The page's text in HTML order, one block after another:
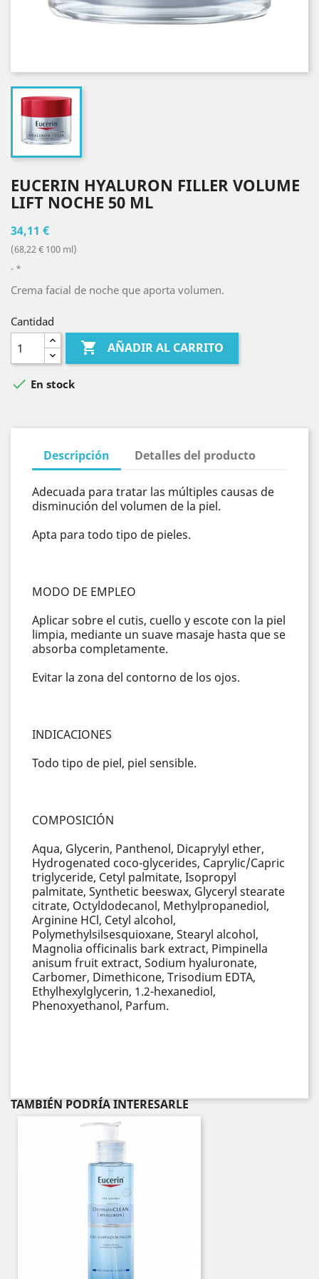
EUCERIN HYALURON FILLER VOLUME
LIFT NOCHE 50 ML
34,11 €
(68,22 € 100 ml)
*
Crema facial de noche que aporta volumen.
Cantidad
 AÑADIR AL CARRITO
 En stock
Descripción Detalles del producto
Adecuada para tratar las múltiples causas de
disminución del volumen de la piel.
Apta para todo tipo de pieles.
MODO DE EMPLEO
Aplicar sobre el cutis, cuello y escote con la piel
limpia, mediante un suave masaje hasta que se
absorba completamente.
Evitar la zona del contorno de los ojos.
INDICACIONES
Todo tipo de piel, piel sensible.
COMPOSICIÓN
Aqua, Glycerin, Panthenol, Dicaprylyl ether,
Hydrogenated coco-glycerides, Caprylic/Capric
triglyceride, Cetyl palmitate, Isopropyl
palmitate, Synthetic beeswax, Glyceryl stearate
citrate, Octyldodecanol, Methylpropanediol,
Arginine HCl, Cetyl alcohol,
Polymethylsilsesquioxane, Stearyl alcohol,
Magnolia officinalis bark extract, Pimpinella
anisum fruit extract, Sodium hyaluronate,
Carbomer, Dimethicone, Trisodium EDTA,
Ethylhexylglycerin, 1.2-hexanediol,
Phenoxyethanol, Parfum.
TAMBIÉN PODRÍA INTERESARLE